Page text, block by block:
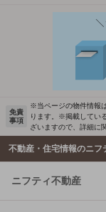
免責
事項
※当ページの物件情報
ります。※掲載してい
ざいますので、詳細に
不動産・住宅情報のニフ
ニフティ不動産